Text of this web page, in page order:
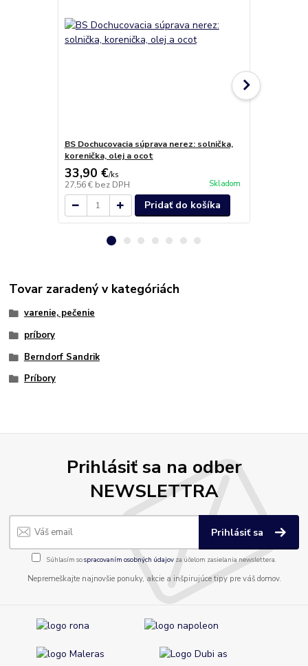
BS Dochucovacia súprava nerez: solnička,
korenička, olej a ocot
33,90 €/ks
27,56 € bez DPH Skladom
Pridať do košíka
Tovar zaradený v kategóriách
varenie, pečenie
príbory
Berndorf Sandrik
Príbory
Prihlásiť sa na odber
NEWSLETTRA
Prihlásiť sa
Súhlasím sospracovaním osobných údajov za účelom zasielania newslettera.
Nepremeškajte najnovšie ponuky, akcie a inšpirujúce tipy pre váš domov.